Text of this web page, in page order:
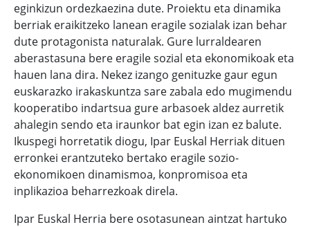
eginkizun ordezkaezina dute. Proiektu eta dinamika
berriak eraikitzeko lanean eragile sozialak izan behar
dute protagonista naturalak. Gure lurraldearen
aberastasuna bere eragile sozial eta ekonomikoak eta
hauen lana dira. Nekez izango genituzke gaur egun
euskarazko irakaskuntza sare zabala edo mugimendu
kooperatibo indartsua gure arbasoek aldez aurretik
ahalegin sendo eta iraunkor bat egin izan ez balute.
Ikuspegi horretatik diogu, Ipar Euskal Herriak dituen
erronkei erantzuteko bertako eragile sozio-
ekonomikoen dinamismoa, konpromisoa eta
inplikazioa beharrezkoak direla.
Ipar Euskal Herria bere osotasunean aintzat hartuko